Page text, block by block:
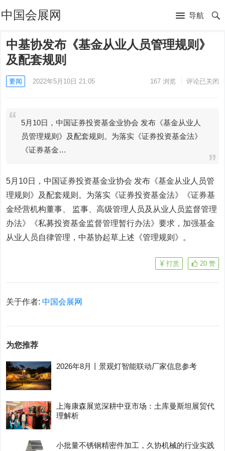
中国会展网 导航
中基协发布《基金从业人员管理规则》
及配套规则
要闻 2022年5月10日 21:05 167浏览 评论已关闭
5月10日，中国证券投资基金业协会 发布《基金从业人
员管理规则》及配套规则。为落实《证券投资基金法》
《证券基金…
5月10日，中国证券投资基金业协会 发布《基金从业人员管
理规则》及配套规则。为落实《证券投资基金法》《证券基
金经营机构董事、 监事、高级管理人员及从业人员监督管理
办法》《私募投资基金监督管理暂行办法》要求，加强基金
从业人员自律管理，中基协起草上述《管理规则》。
20 赞
打赏
关于作者:中国会展网
为您推荐
2026年8月丨景观灯智能联动厂家信息参考
上海康森展览深耕中亚市场：土库曼斯坦展贸代
理解析
小批量不锈钢精密件加工，久协机械的行业实践